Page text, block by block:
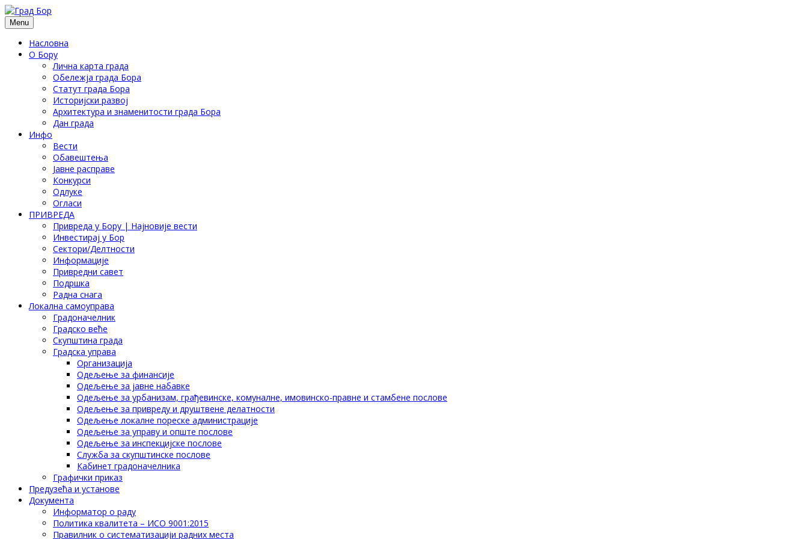
Menu
Насловна
О Бору
Лична карта града
Обележја града Бора
Статут града Бора
Историјски развој
Архитектура и знаменитости града Бора
Дан града
Инфо
Вести
Обавештења
Јавне расправе
Конкурси
Одлуке
Огласи
ПРИВРЕДА
Привреда у Бору | Најновије вести
Инвестирај у Бор
Сектори/Делтности
Информације
Привредни савет
Подршка
Радна снага
Локална самоуправа
Градоначелник
Градско веће
Скупштина града
Градска управа
Организација
Одељење за финансије
Одељење за јавне набавке
Одељење за урбанизам, грађевинске, комуналне, имовинско-правне и стамбене послове
Одељење за привреду и друштвене делатности
Одељење локалне пореске администрације
Одељење за управу и опште послове
Одељење за инспекцијске послове
Служба за скупштинске послове
Кабинет градоначелника
Графички приказ
Предузећа и установе
Документа
Информатор о раду
Политика квалитета – ИСО 9001:2015
Правилник о систематизацији радних места